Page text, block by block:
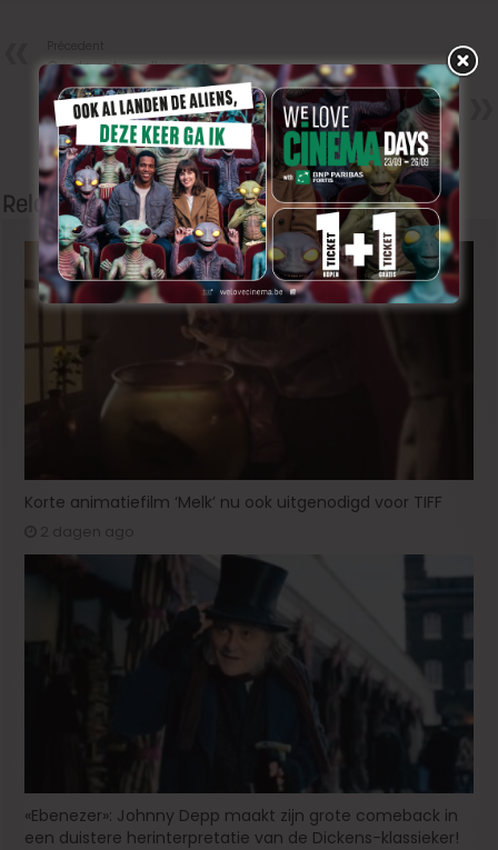
Op de set van ‘Image’
Next
U in een film met Matthias
Schoenaerts, Kristin Scott
Thomas en Michelle Williams?
Related Articles
Korte animatiefilm ‘Melk’ nu ook uitgenodigd voor TIFF
2 dagen ago
«Ebenezer»: Johnny Depp maakt zijn grote comeback in
een duistere herinterpretatie van de Dickens-klassieker!